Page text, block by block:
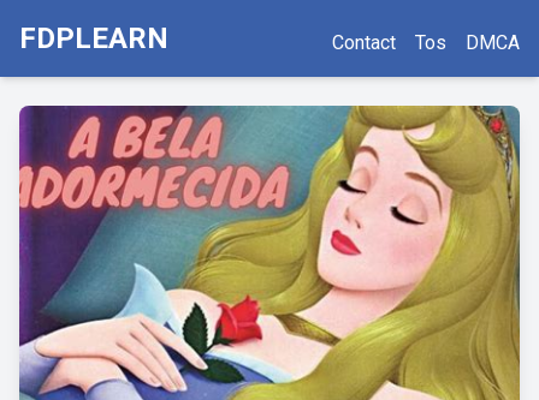
FDPLEARN Contact Tos DMCA